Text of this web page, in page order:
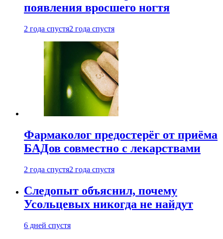
появления вросшего ногтя
2 года спустя2 года спустя
Фармаколог предостерёг от приёма
БАДов совместно с лекарствами
2 года спустя2 года спустя
Следопыт объяснил, почему
Усольцевых никогда не найдут
6 дней спустя